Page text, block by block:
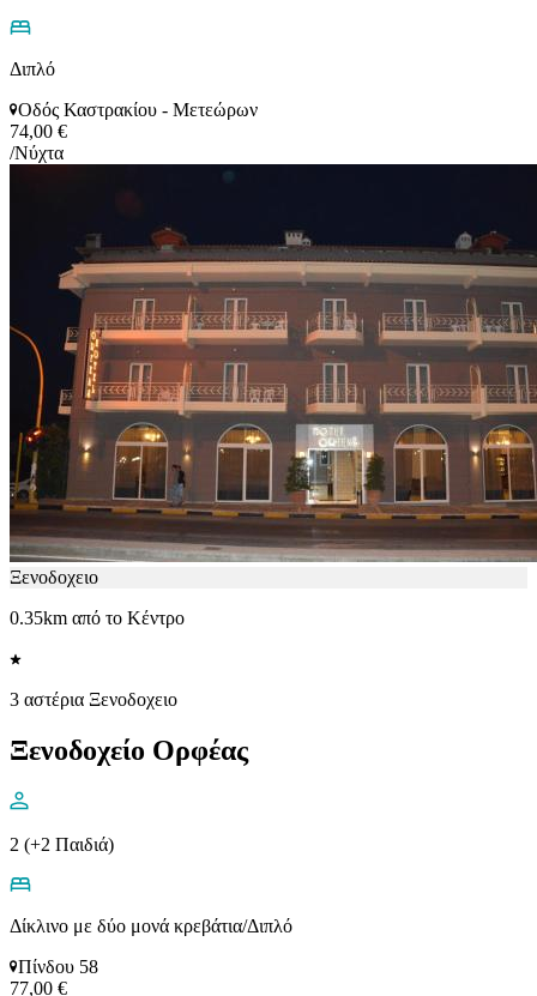
Διπλό
Οδός Καστρακίου - Μετεώρων
74,00 €
/Νύχτα
Ξενοδοχειο
0.35km από το Κέντρο
3 αστέρια Ξενοδοχειο
Ξενοδοχείο Ορφέας
2 (+2 Παιδιά)
Δίκλινο με δύο μονά κρεβάτια/Διπλό
Πίνδου 58
77,00 €